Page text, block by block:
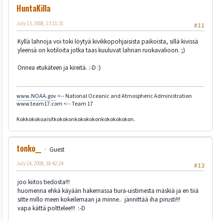
HuntaKilla
#11
July 13, 2008, 23:11:31
Kyllä lahnoja voi toki löytyä kivikkopohjaisista paikoista, sillä kivissä
yleensä on kotiloita jotka taas kuuluvat lahnan ruokavalioon. ;)
Onnea etukäteen ja kireitä. :-D :)
www.NOAA.gov<-- National Oceanic and Atmospheric Administration
www.team17.com <-- Team 17
Kokkokokoaisitkokokonkokokokonkokokokokon.
tonko__
Guest
#12
July 14, 2008, 18:42:24
joo kiitos tiedosta!!!
huomenna ehkä käyään hakemassa tiura-uistimesta mäskiä ja en tiiä
sitte millo meen kokeilemaan ja minne.. jännittää iha pirusti!!!
vapa kättä polttelee!!! :-D